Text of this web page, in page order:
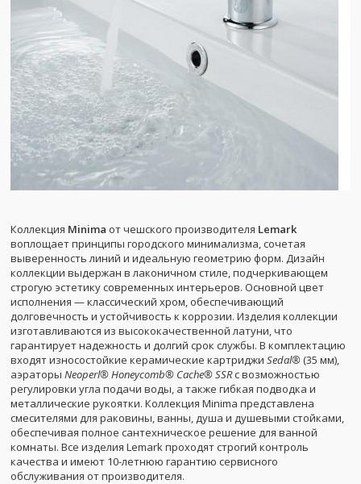
Коллекция Minima от чешского производителя Lemark
воплощает принципы городского минимализма, сочетая
выверенность линий и идеальную геометрию форм. Дизайн
коллекции выдержан в лаконичном стиле, подчеркивающем
строгую эстетику современных интерьеров. Основной цвет
исполнения — классический хром, обеспечивающий
долговечность и устойчивость к коррозии. Изделия коллекции
изготавливаются из высококачественной латуни, что
гарантирует надежность и долгий срок службы. В комплектацию
входят износостойкие керамические картриджи Sedal®(35 мм),
аэраторы Neoperl® Honeycomb® Cache® SSRс возможностью
регулировки угла подачи воды, а также гибкая подводка и
металлические рукоятки. Коллекция Minima представлена
смесителями для раковины, ванны, душа и душевыми стойками,
обеспечивая полное сантехническое решение для ванной
комнаты. Все изделия Lemark проходят строгий контроль
качества и имеют 10-летнюю гарантию сервисного
обслуживания от производителя.